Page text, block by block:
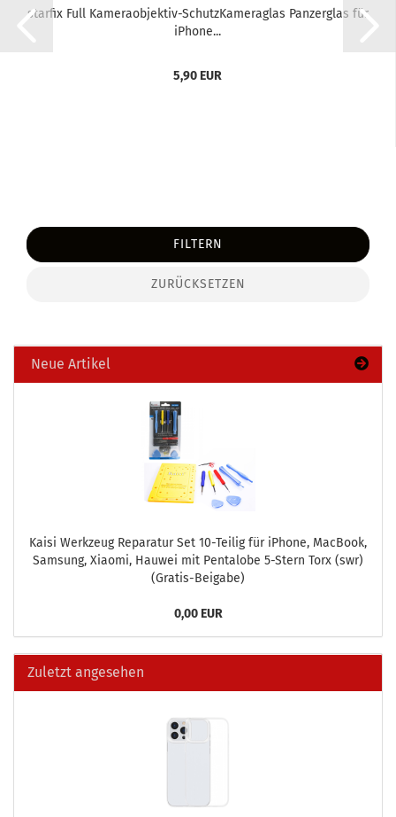
star­fix Full Kameraobjektiv-​​Schutz­Ka­me­ra­glas Pan­zer­glas für
iPho­ne...
5,90 EUR
FILTERN
ZURÜCKSETZEN
Neue Artikel
Kaisi Werk­zeug Re­pa­ra­tur Set 10-​Teilig für iPho­ne, MacBook,
Sam­sung, Xiao­mi, Hau­wei mit Pen­talo­be 5-​Stern Torx (swr)
(Gratis-​Beigabe)
0,00 EUR
Zuletzt angesehen